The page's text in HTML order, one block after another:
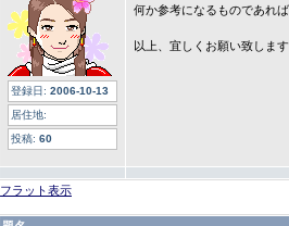
登録日: 2006-10-13
居住地:
投稿: 60
何か参考になるものであれば
以上、宜しくお願い致します
フラット表示